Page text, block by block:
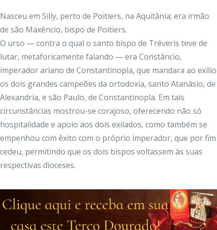
Nasceu em Silly, perto de Poitiers, na Aquitânia; era irmão
de são Maxêncio, bispo de Poitiers.
O urso — contra o qual o santo bispo de Tréveris teve de
lutar, metaforicamente falando — era Constâncio,
imperador ariano de Constantinopla, que mandara ao exílio
os dois grandes campeões da ortodoxia, santo Atanásio, de
Alexandria, e são Paulo, de Constantinopla. Em tais
circunstâncias mostrou-se corajoso, oferecendo não só
hospitalidade e apoio aos dois exilados, como também se
empenhou com êxito com o próprio imperador, que por fim
cedeu, permitindo que os dois bispos voltassem às suas
respectivas dioceses.